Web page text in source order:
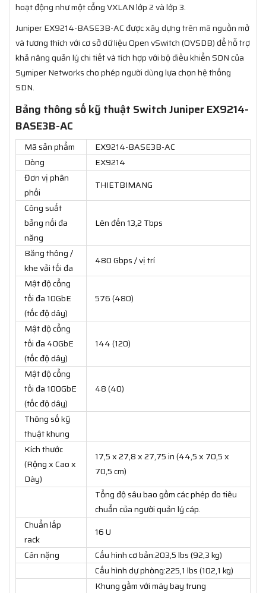
hoạt động như một cổng VXLAN lớp 2 và lớp 3.
Juniper EX9214-BASE3B-AC được xây dựng trên mã nguồn mở
và tương thích với cơ sở dữ liệu Open vSwitch (OVSDB) để hỗ trợ
khả năng quản lý chi tiết và tích hợp với bộ điều khiển SDN của
Symiper Networks cho phép người dùng lựa chọn hệ thống
SDN.
Bảng thông số kỹ thuật Switch Juniper EX9214-
BASE3B-AC
Mã sản phẩm
EX9214-BASE3B-AC
Dòng
EX9214
Đơn vị phân
phối
THIETBIMANG
Công suất
bảng nối đa
năng
Lên đến 13,2 Tbps
Băng thông /
khe vải tối đa
480 Gbps / vị trí
Mật độ cổng
tối đa 10GbE
(tốc độ dây)
576 (480)
Mật độ cổng
tối đa 40GbE
(tốc độ dây)
144 (120)
Mật độ cổng
tối đa 100GbE
(tốc độ dây)
48 (40)
Thông số kỹ
thuật khung
Kích thước
(Rộng x Cao x
Dày)
17,5 x 27,8 x 27,75 in (44,5 x 70,5 x
70,5 cm)
Tổng độ sâu bao gồm các phép đo tiêu
chuẩn của người quản lý cáp.
Chuẩn lắp
rack
16 U
Cân nặng
Cấu hình cơ bản:203,5 lbs (92,3 kg)
Cấu hình dự phòng:225,1 lbs (102,1 kg)
Khung gầm với máy bay trung